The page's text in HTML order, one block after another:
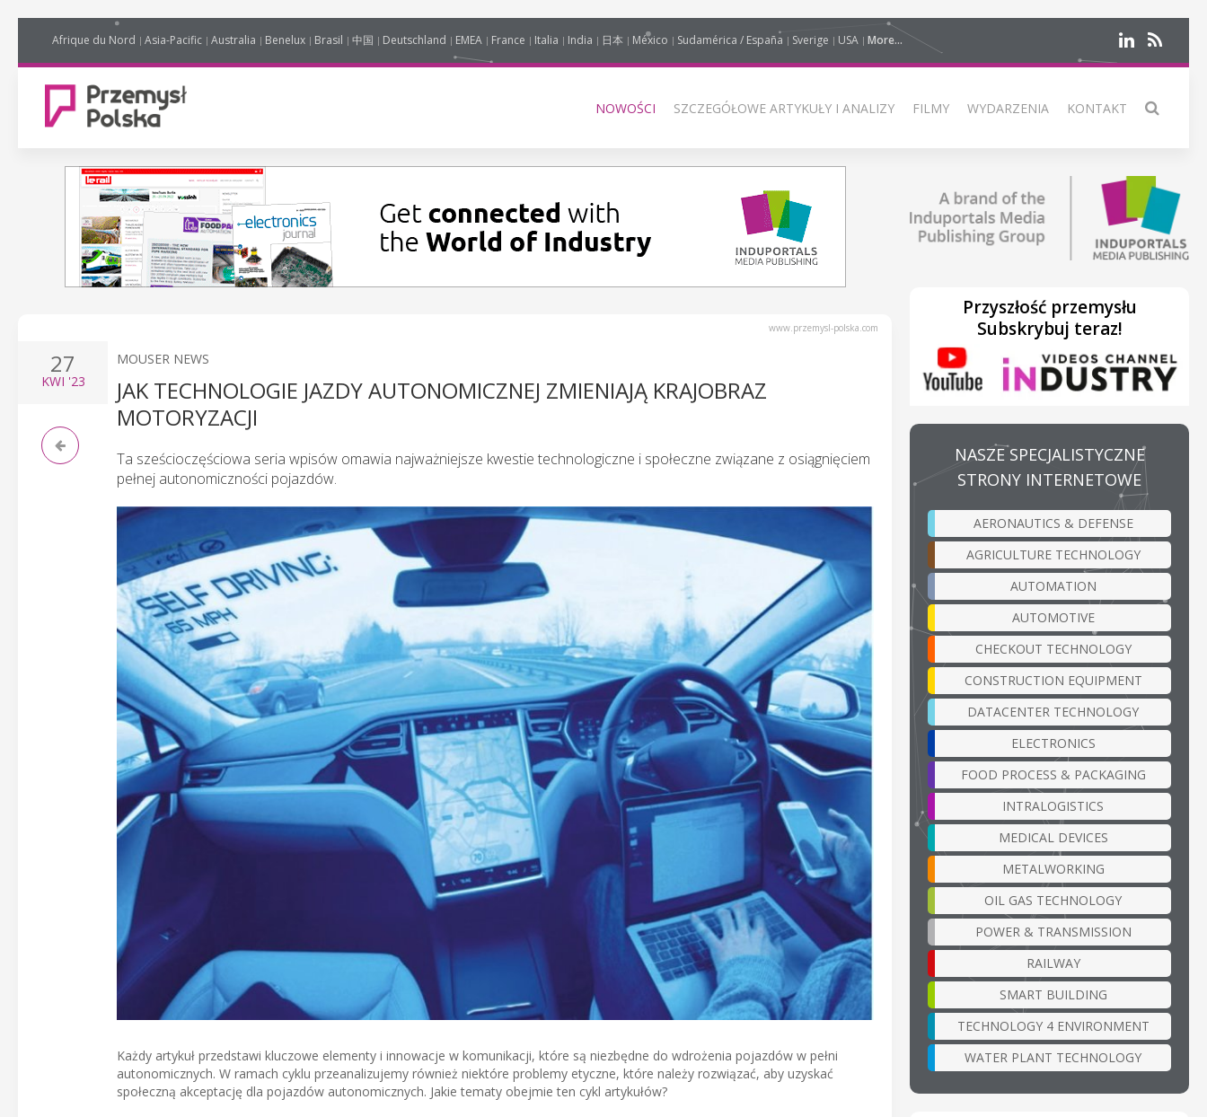
Afrique du Nord Asia-Pacific Australia Benelux Brasil 中国 Deutschland EMEA France Italia India 日本 México Sudamérica / España Sverige USA More...
NOWOŚCI SZCZEGÓŁOWE ARTYKUŁY I ANALIZY FILMY WYDARZENIA KONTAKT
www.przemysl-polska.com
27
KWI '23
MOUSER NEWS
JAK TECHNOLOGIE JAZDY AUTONOMICZNEJ ZMIENIAJĄ KRAJOBRAZ
MOTORYZACJI
Ta sześcioczęściowa seria wpisów omawia najważniejsze kwestie technologiczne i społeczne związane z osiągnięciem
pełnej autonomiczności pojazdów.
Każdy artykuł przedstawi kluczowe elementy i innowacje w komunikacji, które są niezbędne do wdrożenia pojazdów w pełni
autonomicznych. W ramach cyklu przeanalizujemy również niektóre problemy etyczne, które należy rozwiązać, aby uzyskać
społeczną akceptację dla pojazdów autonomicznych. Jakie tematy obejmie ten cykl artykułów?
Przyszłość przemysłu
Subskrybuj teraz!
NASZE SPECJALISTYCZNE
STRONY INTERNETOWE
AERONAUTICS & DEFENSE
AGRICULTURE TECHNOLOGY
AUTOMATION
AUTOMOTIVE
CHECKOUT TECHNOLOGY
CONSTRUCTION EQUIPMENT
DATACENTER TECHNOLOGY
ELECTRONICS
FOOD PROCESS & PACKAGING
INTRALOGISTICS
MEDICAL DEVICES
METALWORKING
OIL GAS TECHNOLOGY
POWER & TRANSMISSION
RAILWAY
SMART BUILDING
TECHNOLOGY 4 ENVIRONMENT
WATER PLANT TECHNOLOGY